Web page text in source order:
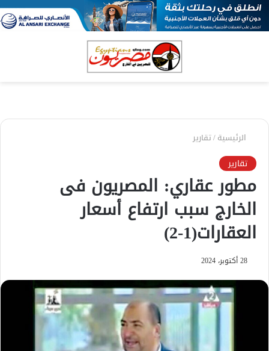
الرئيسية/تقارير
تقارير
مطور عقاري: المصريون فى
الخارج سبب ارتفاع أسعار
العقارات(1-2)
28 أكتوبر، 2024